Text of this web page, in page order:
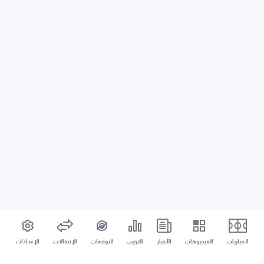
المباريات الفيديوهات الأخبار الترتيب التوقعات الإنتقالات الإعدادات